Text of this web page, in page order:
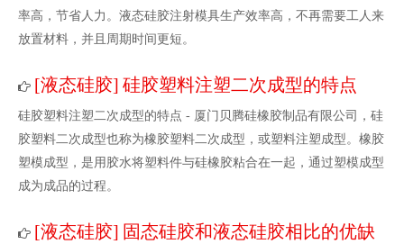
率高，节省人力。液态硅胶注射模具生产效率高，不再需要工人来
放置材料，并且周期时间更短。
[液态硅胶] ​硅胶塑料注塑二次成型的特点
​硅胶塑料注塑二次成型的特点 - 厦门贝腾硅橡胶制品有限公司，硅
胶塑料二次成型也称为橡胶塑料二次成型，或塑料注塑成型。橡胶
塑模成型，是用胶水将塑料件与硅橡胶粘合在一起，通过塑模成型
成为成品的过程。
[液态硅胶] 固态硅胶和液态硅胶相比的优缺